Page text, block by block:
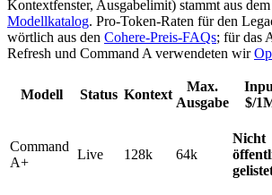
Kontextfenster, Ausgabelimit) stammt aus dem
Modellkatalog. Pro-Token-Raten für den
wörtlich aus den Cohere-Preis-FAQs; für das
Refresh und Command A verwendeten wir
Modell Status Kontext
Max.
Ausgabe
$/
Command
A+
Live 128k 64k
Nicht